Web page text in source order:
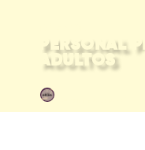
PERSONAL
ADULTOS